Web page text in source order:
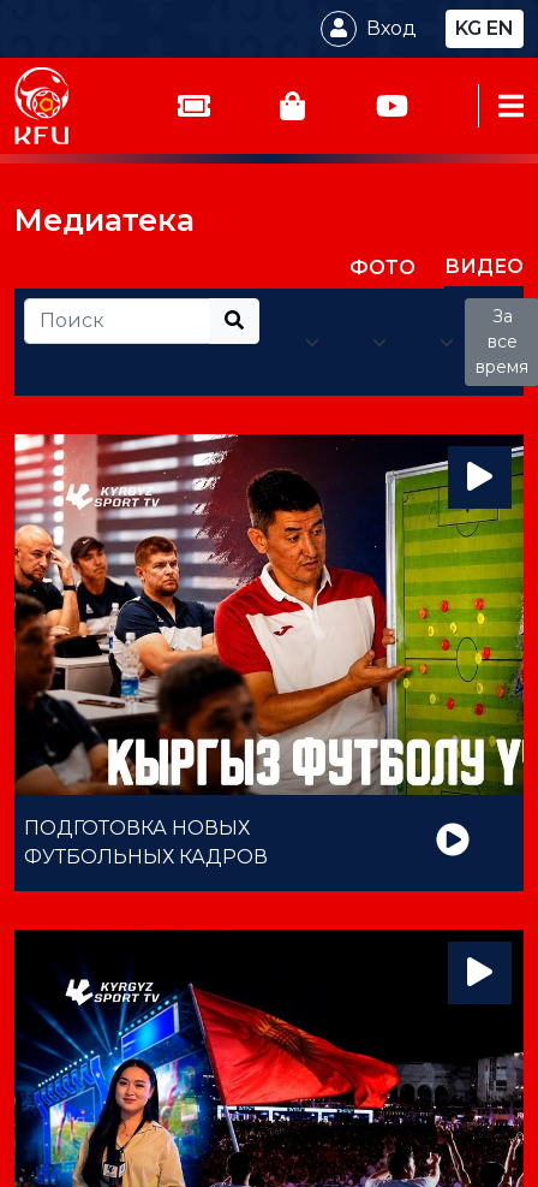
Вход KG EN
Медиатека
ФОТО ВИДЕО
За
все
время
ПОДГОТОВКА НОВЫХ
ФУТБОЛЬНЫХ КАДРОВ